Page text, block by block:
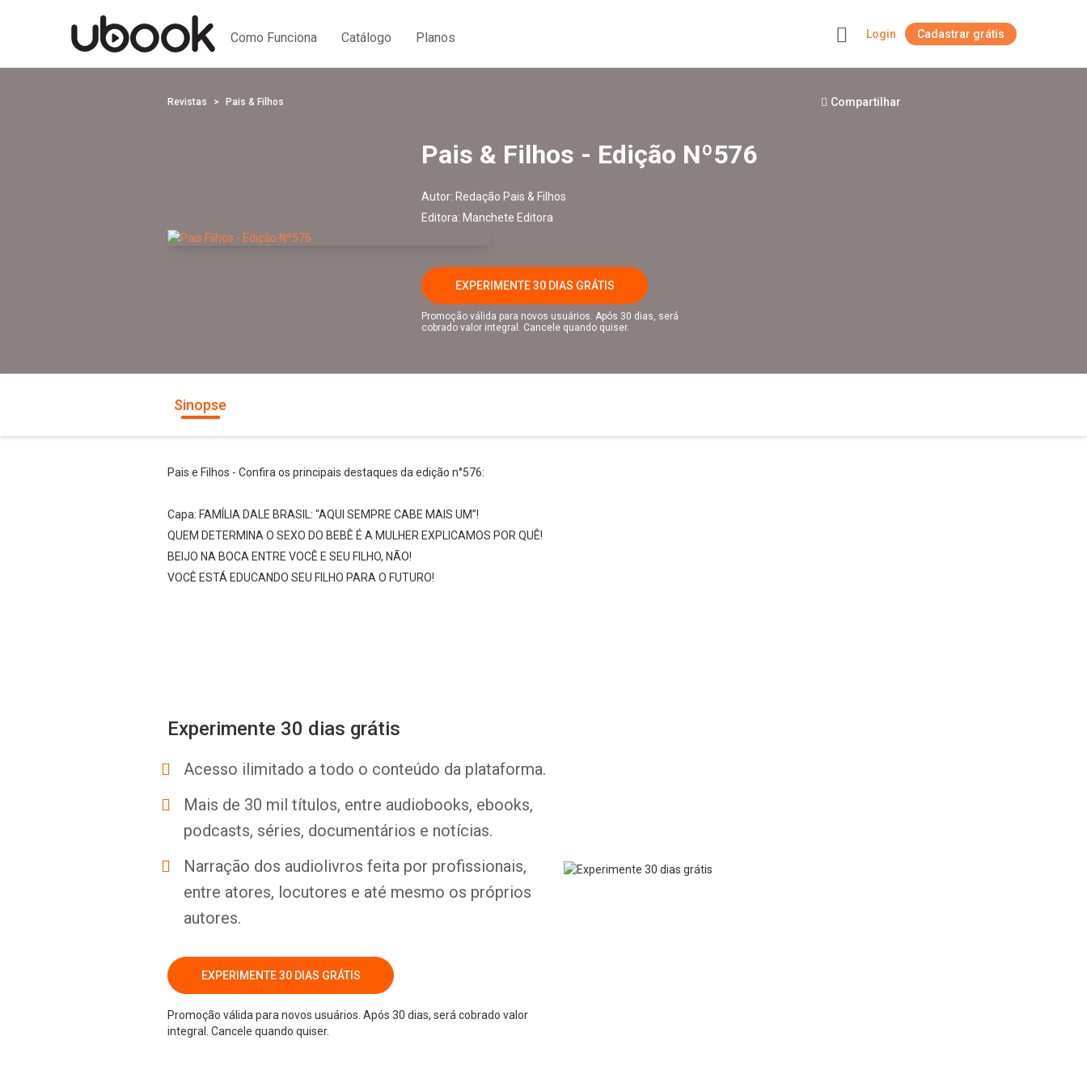
Como Funciona Catálogo Planos Login Cadastrar grátis
Revistas Pais & Filhos Compartilhar
Pais & Filhos - Edição Nº576
Autor: Redação Pais & Filhos
Editora: Manchete Editora
EXPERIMENTE 30 DIAS GRÁTIS
Promoção válida para novos usuários. Após 30 dias, será
cobrado valor integral. Cancele quando quiser.
Sinopse
Pais e Filhos - Confira os principais destaques da edição n°576:
Capa: FAMÍLIA DALE BRASIL: "AQUI SEMPRE CABE MAIS UM”!
QUEM DETERMINA O SEXO DO BEBÊ É A MULHER EXPLICAMOS POR QUÊ!
BEIJO NA BOCA ENTRE VOCÊ E SEU FILHO, NÃO!
VOCÊ ESTÁ EDUCANDO SEU FILHO PARA O FUTURO!
Experimente 30 dias grátis
Acesso ilimitado a todo o conteúdo da plataforma.
Mais de 30 mil títulos, entre audiobooks, ebooks,
podcasts, séries, documentários e notícias.
Narração dos audiolivros feita por profissionais,
entre atores, locutores e até mesmo os próprios
autores.
EXPERIMENTE 30 DIAS GRÁTIS
Promoção válida para novos usuários. Após 30 dias, será cobrado valor
integral. Cancele quando quiser.
Whatsapp Facebook